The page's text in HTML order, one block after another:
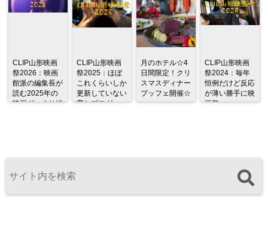
CLIP山形映画
祭2026：映画
館派の編集長が
読む2025年の
映画ざっくり総
CLIP山形映画
祭2025：ほぼ
これくらいしか
更新していない
変なブログ
月のホテル☆4
日間限定！クリ
スマスディナー
ブッフェ開催☆
CLIP山形映画
祭2024：毎年
恒例だけど反応
が薄い勝手に映
画祭